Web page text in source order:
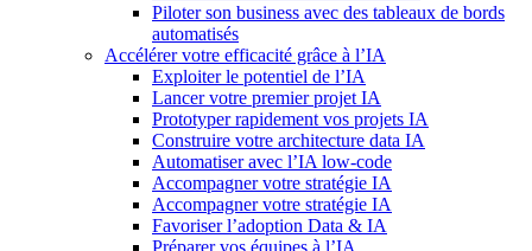
Piloter son business avec des tableaux de bords
automatisés
Accélérer votre efficacité grâce à l’IA
Exploiter le potentiel de l’IA
Lancer votre premier projet IA
Prototyper rapidement vos projets IA
Construire votre architecture data IA
Automatiser avec l’IA low-code
Accompagner votre stratégie IA
Accompagner votre stratégie IA
Favoriser l’adoption Data & IA
Préparer vos équipes à l’IA